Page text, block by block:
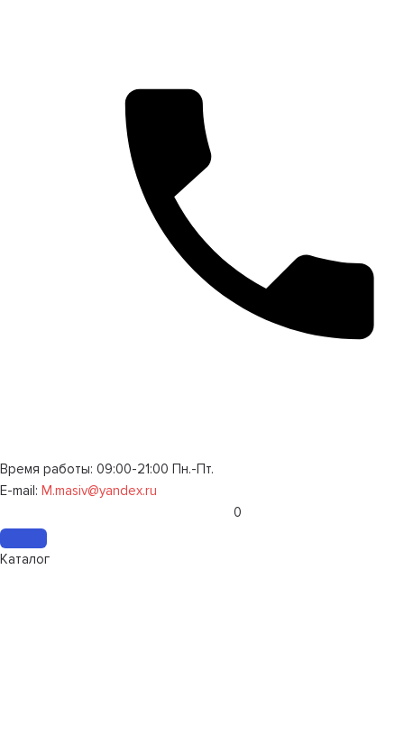
Время работы: 09:00-21:00 Пн.-Пт.
E-mail: M.masiv@yandex.ru
0
Каталог